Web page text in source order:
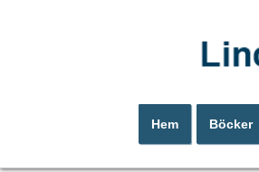
Hem Böcker